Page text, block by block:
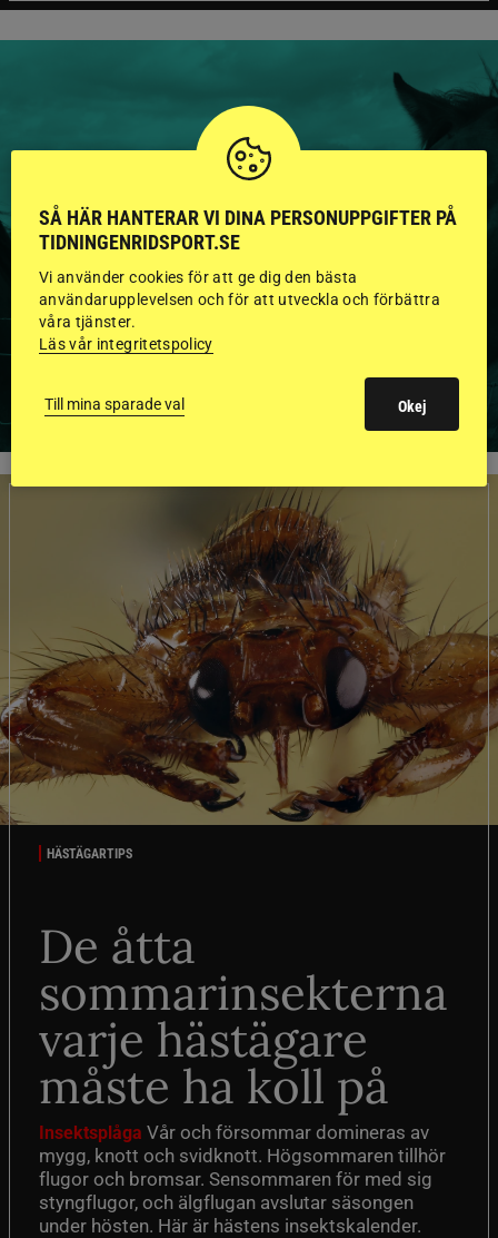
HINGSTAR ONLINE
GODKÄNDA HINGSTAR I
FLERA KATEGORIER MED
BILDER OCH FAKTA
HÄSTÄGARTIPS
De åtta
sommarinsekterna
varje hästägare
måste ha koll på
Insektsplåga Vår och försommar domineras av
mygg, knott och svidknott. Högsommaren tillhör
flugor och bromsar. Sensommaren för med sig
styngflugor, och älgflugan avslutar säsongen
under hösten. Här är hästens insektskalender.
SÅ HÄR HANTERAR VI DINA PERSONUPPGIFTER PÅ
TIDNINGENRIDSPORT.SE
Vi använder cookies för att ge dig den bästa
användarupplevelsen och för att utveckla och förbättra
våra tjänster.
Läs vår integritetspolicy
Till mina sparade val Okej